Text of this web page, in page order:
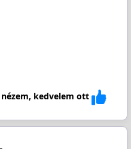
kedvelem ott